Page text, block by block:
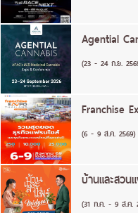
Agential
(23 - 24 ก.ย.
Franchise
(6 - 9 ส.ค. 2569)
บ้านและสว
(31 ก.ค. - 9 ส.ค.